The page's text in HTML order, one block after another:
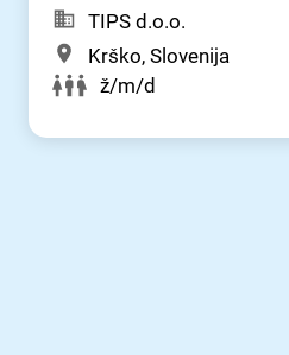
TIPS d.o.o.
Krško, Slovenija
ž/m/d